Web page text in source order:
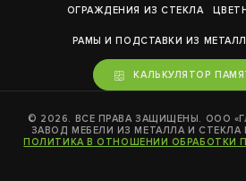
ОГРАЖДЕНИЯ ИЗ СТЕКЛА
РАМЫ И ПОДСТАВКИ ИЗ
КАЛЬКУЛЯТОР
© 2026. ВСЕ ПРАВА ЗАЩИЩЕНЫ. ООО
ЗАВОД МЕБЕЛИ ИЗ МЕТАЛЛА И СТЕКЛА
ПОЛИТИКА В ОТНОШЕНИИ ОБРАБОТКИ